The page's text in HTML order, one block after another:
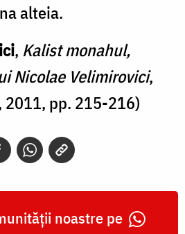
alteia.
, Kalist monahul,
Nicolae Velimirovici,
2011, pp. 215-216)
noastre pe